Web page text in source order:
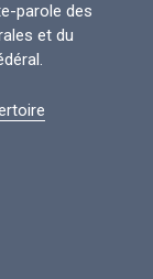
parole des
et du